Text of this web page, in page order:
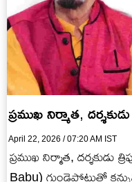
ప్రముఖ నిర్మాత,
April 22, 2026 / 07:20 AM IST
ప్రముఖ నిర్మాత, దర్శకుడు
Babu) గుండెపోటుతో